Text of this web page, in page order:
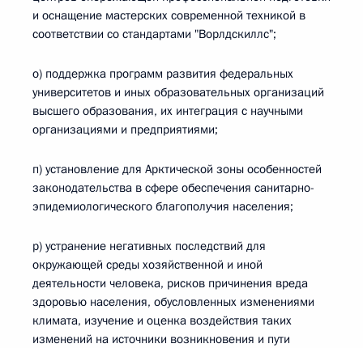
и оснащение мастерских современной техникой в
соответствии со стандартами "Ворлдскиллс";
о) поддержка программ развития федеральных
университетов и иных образовательных организаций
высшего образования, их интеграция с научными
организациями и предприятиями;
п) установление для Арктической зоны особенностей
законодательства в сфере обеспечения санитарно-
эпидемиологического благополучия населения;
р) устранение негативных последствий для
окружающей среды хозяйственной и иной
деятельности человека, рисков причинения вреда
здоровью населения, обусловленных изменениями
климата, изучение и оценка воздействия таких
изменений на источники возникновения и пути